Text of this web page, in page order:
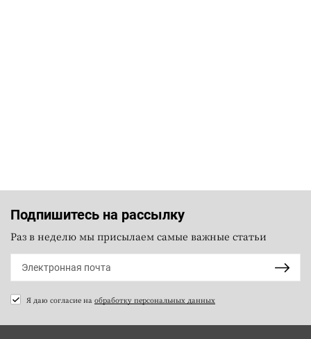
Подпишитесь на рассылку
Раз в неделю мы присылаем самые важные статьи
Я даю согласие на обработку персональных данных